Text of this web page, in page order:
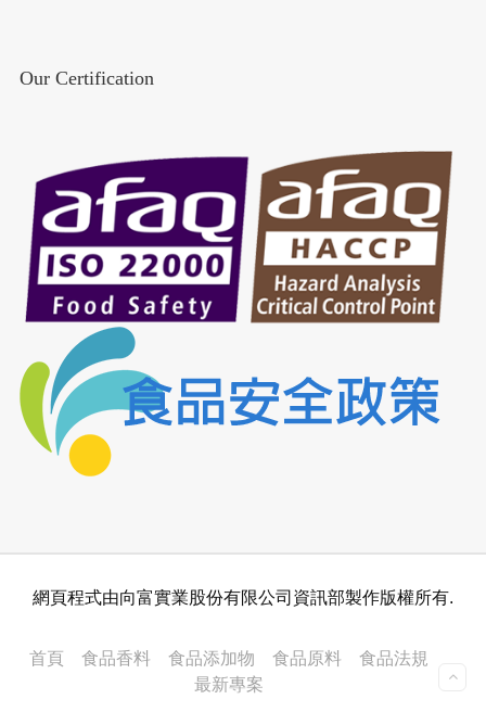
Our Certification
網頁程式由向富實業股份有限公司資訊部製作版權所有.
首頁 食品香料 食品添加物 食品原料
食品法規
最新專案